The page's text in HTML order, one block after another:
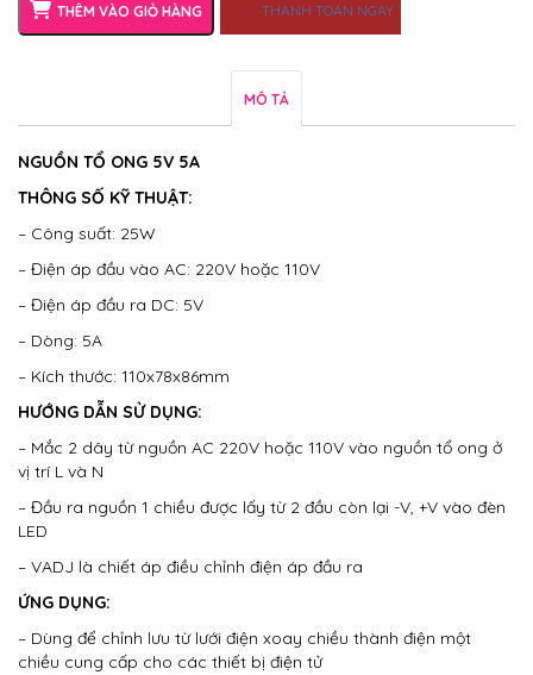
THÊM VÀO GIỎ HÀNG THANH TOÁN NGAY
MÔ TẢ
NGUỒN TỔ ONG 5V 5A
THÔNG SỐ KỸ THUẬT:
– Công suất: 25W
– Điện áp đầu vào AC: 220V hoặc 110V
– Điện áp đầu ra DC: 5V
– Dòng: 5A
– Kích thước: 110x78x86mm
HƯỚNG DẪN SỬ DỤNG:
– Mắc 2 dây từ nguồn AC 220V hoặc 110V vào nguồn tổ ong ở
vị trí L và N
– Đầu ra nguồn 1 chiều được lấy từ 2 đầu còn lại -V, +V vào đèn
LED
– VADJ là chiết áp điều chỉnh điện áp đầu ra
ỨNG DỤNG:
– Dùng để chỉnh lưu từ lưới điện xoay chiều thành điện một
chiều cung cấp cho các thiết bị điện tử